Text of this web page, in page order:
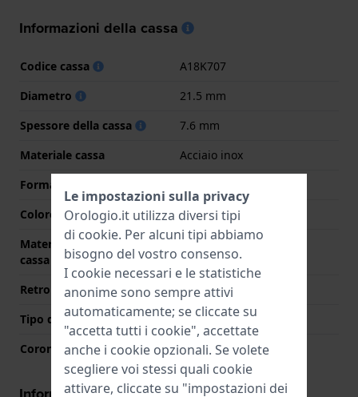
Informazioni della cassa
Codice cassa
A18K707
Diametro
21.5 mm
Spessore della cassa
7.6 mm
Materiale cassa
Acciaio inox
Forma della cassa
Colore della cassa
Oro
Materiale del retro della
cassa
Acciaio inox
Retro cassa
Coperchio a pressione
Tipo di vetro
Zaffiro
Corona
Corona da estrarre
Le impostazioni sulla privacy
Orologio.it utilizza diversi tipi
di cookie. Per alcuni tipi abbiamo
bisogno del vostro consenso.
I cookie necessari e le statistiche
anonime sono sempre attivi
automaticamente; se cliccate su
"accetta tutti i cookie", accettate
anche i cookie opzionali. Se volete
scegliere voi stessi quali cookie
attivare, cliccate su "impostazioni dei